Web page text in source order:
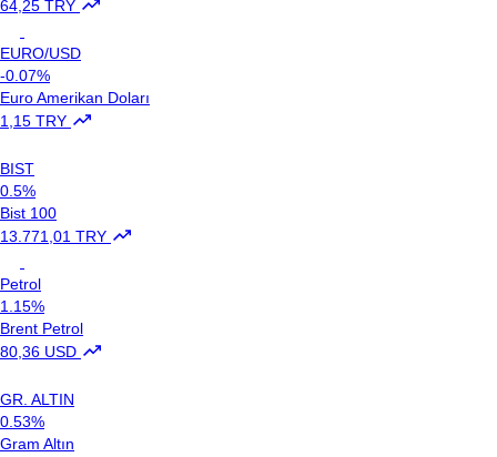
64,25 TRY
EURO/USD
-0.07%
Euro Amerikan Doları
1,15 TRY
BIST
0.5%
Bist 100
13.771,01 TRY
Petrol
1.15%
Brent Petrol
80,36 USD
GR. ALTIN
0.53%
Gram Altın